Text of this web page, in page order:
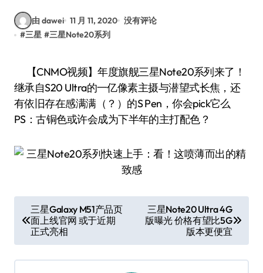
由 dawei 11 月 11, 2020 没有评论
#三星 #三星Note20系列
【CNMO视频】年度旗舰三星Note20系列来了！
继承自S20 Ultra的一亿像素主摄与潜望式长焦，还
有依旧存在感满满（？）的S Pen，你会pick它么
PS：古铜色或许会成为下半年的主打配色？
章
导
航
三星Galaxy M51产品页
面上线官网 或于近期
正式亮相
三星Note20 Ultra 4G
版曝光 价格有望比5G
版本更便宜